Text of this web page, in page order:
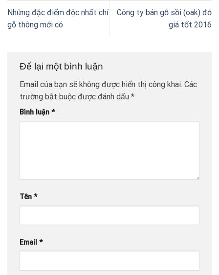
Những đặc điểm độc nhất chỉ
gỗ thông mới có
Công ty bán gỗ sồi (oak) đỏ
giá tốt 2016
Để lại một bình luận
Email của bạn sẽ không được hiển thị công khai. Các
trường bắt buộc được đánh dấu *
Bình luận *
Tên *
Email *